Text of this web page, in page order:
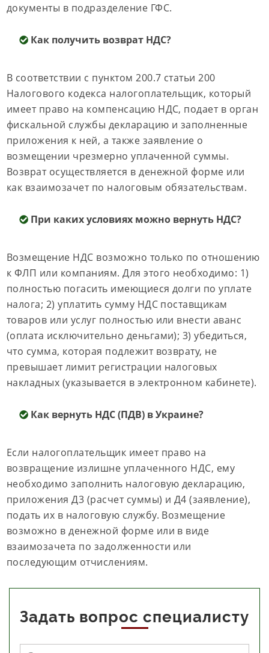
документы в подразделение ГФС.
Как получить возврат НДС?
В соответствии с пунктом 200.7 статьи 200
Налогового кодекса налогоплательщик, который
имеет право на компенсацию НДС, подает в орган
фискальной службы декларацию и заполненные
приложения к ней, а также заявление о
возмещении чрезмерно уплаченной суммы.
Возврат осуществляется в денежной форме или
как взаимозачет по налоговым обязательствам.
При каких условиях можно вернуть НДС?
Возмещение НДС возможно только по отношению
к ФЛП или компаниям. Для этого необходимо: 1)
полностью погасить имеющиеся долги по уплате
налога; 2) уплатить сумму НДС поставщикам
товаров или услуг полностью или внести аванс
(оплата исключительно деньгами); 3) убедиться,
что сумма, которая подлежит возврату, не
превышает лимит регистрации налоговых
накладных (указывается в электронном кабинете).
Как вернуть НДС (ПДВ) в Украине?
Если налогоплательщик имеет право на
возвращение излишне уплаченного НДС, ему
необходимо заполнить налоговую декларацию,
приложения Д3 (расчет суммы) и Д4 (заявление),
подать их в налоговую службу. Возмещение
возможно в денежной форме или в виде
взаимозачета по задолженности или
последующим отчислениям.
Задать вопрос специалисту